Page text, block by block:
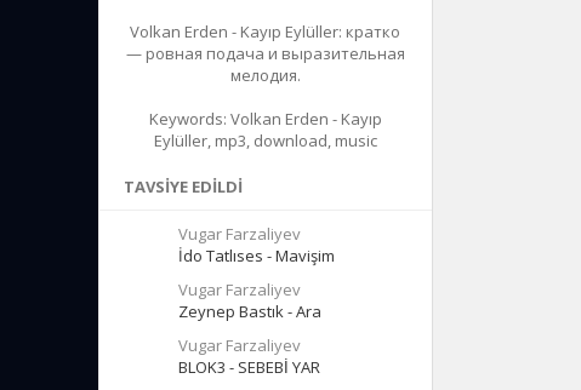
Volkan Erden - Kayıp Eylüller: кратко
— ровная подача и выразительная
мелодия.
Keywords: Volkan Erden - Kayıp
Eylüller, mp3, download, music
TAVSIYE EDILDI
Vugar Farzaliyev
İdo Tatlıses - Mavişim
Vugar Farzaliyev
Zeynep Bastık - Ara
Vugar Farzaliyev
BLOK3 - SEBEBİ YAR